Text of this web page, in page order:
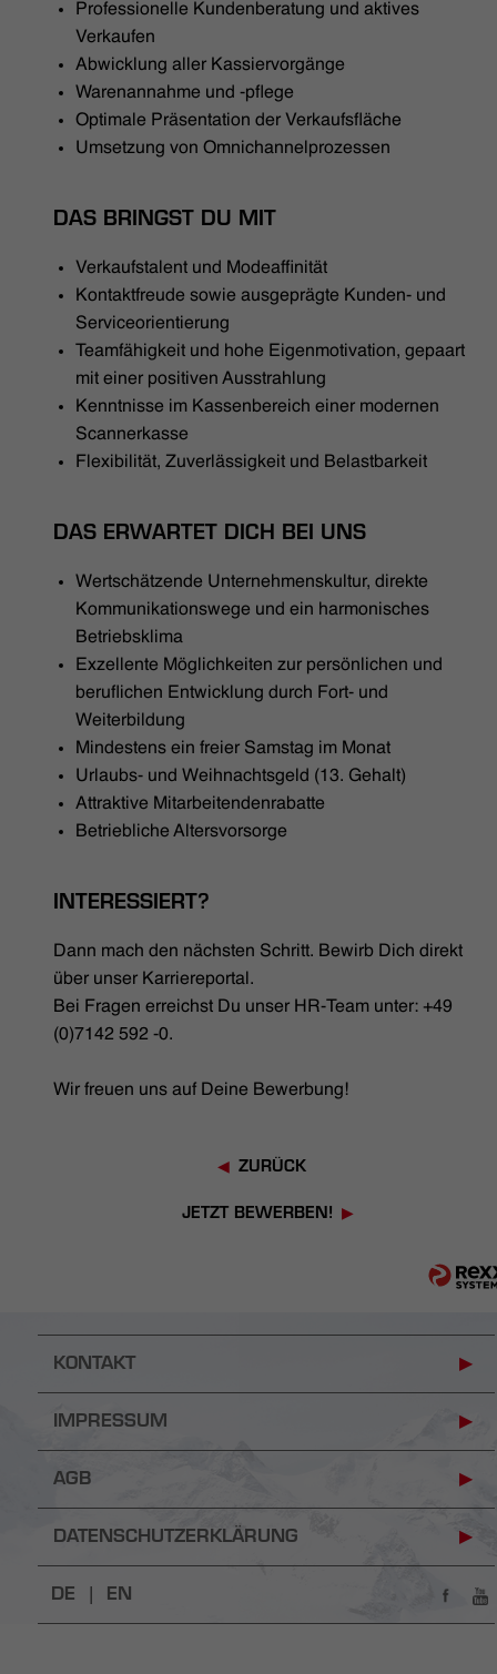
Professionelle Kundenberatung und aktives
Verkaufen
Abwicklung aller Kassiervorgänge
Warenannahme und -pflege
Optimale Präsentation der Verkaufsfläche
Umsetzung von Omnichannelprozessen
DAS BRINGST DU MIT
Verkaufstalent und Modeaffinität
Kontaktfreude sowie ausgeprägte Kunden- und
Serviceorientierung
Teamfähigkeit und hohe Eigenmotivation, gepaart
mit einer positiven Ausstrahlung
Kenntnisse im Kassenbereich einer modernen
Scannerkasse
Flexibilität, Zuverlässigkeit und Belastbarkeit
DAS ERWARTET DICH BEI UNS
Wertschätzende Unternehmenskultur, direkte
Kommunikationswege und ein harmonisches
Betriebsklima
Exzellente Möglichkeiten zur persönlichen und
beruflichen Entwicklung durch Fort- und
Weiterbildung
Mindestens ein freier Samstag im Monat
Urlaubs- und Weihnachtsgeld (13. Gehalt)
Attraktive Mitarbeitendenrabatte
Betriebliche Altersvorsorge
INTERESSIERT?
Dann mach den nächsten Schritt. Bewirb Dich direkt
über unser Karriereportal.
Bei Fragen erreichst Du unser HR-Team unter: +49
(0)7142 592 -0.
Wir freuen uns auf Deine Bewerbung!
ZURÜCK
JETZT BEWERBEN!
KONTAKT
IMPRESSUM
AGB
DATENSCHUTZERKLÄRUNG
DE | EN